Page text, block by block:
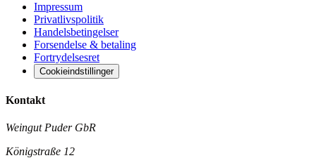
Impressum
Privatlivspolitik
Handelsbetingelser
Forsendelse & betaling
Fortrydelsesret
Cookieindstillinger
Kontakt
Weingut Puder GbR
Königstraße 12